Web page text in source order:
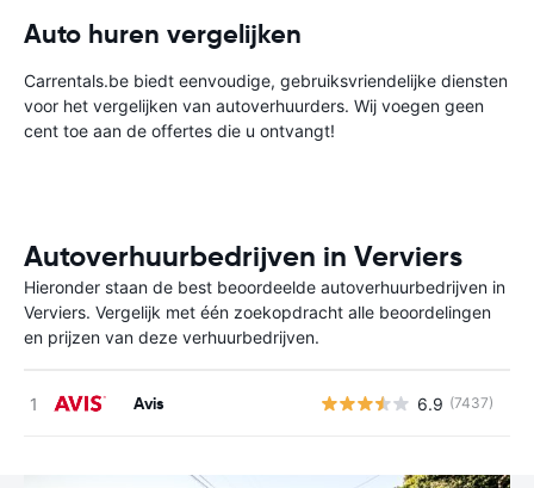
Auto huren vergelijken
Carrentals.be biedt eenvoudige, gebruiksvriendelijke diensten
voor het vergelijken van autoverhuurders. Wij voegen geen
cent toe aan de offertes die u ontvangt!
Autoverhuurbedrijven in Verviers
Hieronder staan de best beoordeelde autoverhuurbedrijven in
Verviers. Vergelijk met één zoekopdracht alle beoordelingen
en prijzen van deze verhuurbedrijven.
Avis 6.9 (7437)